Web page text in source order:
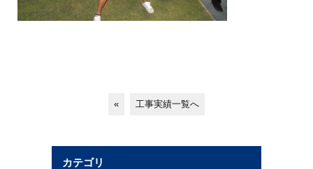
« 工事実績一覧へ
カテゴリ